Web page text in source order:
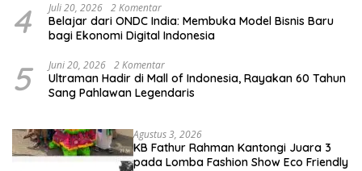
4 Juli 20, 2026 2 Komentar
Belajar dari ONDC India: Membuka Model Bisnis Baru
bagi Ekonomi Digital Indonesia
5 Juni 20, 2026 2 Komentar
Ultraman Hadir di Mall of Indonesia, Rayakan 60 Tahun
Sang Pahlawan Legendaris
Agustus 3, 2026
KB Fathur Rahman Kantongi Juara 3
pada Lomba Fashion Show Eco Friendly